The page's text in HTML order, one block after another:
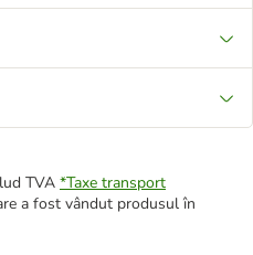
TVA *Taxe transport
a fost vândut produsul în